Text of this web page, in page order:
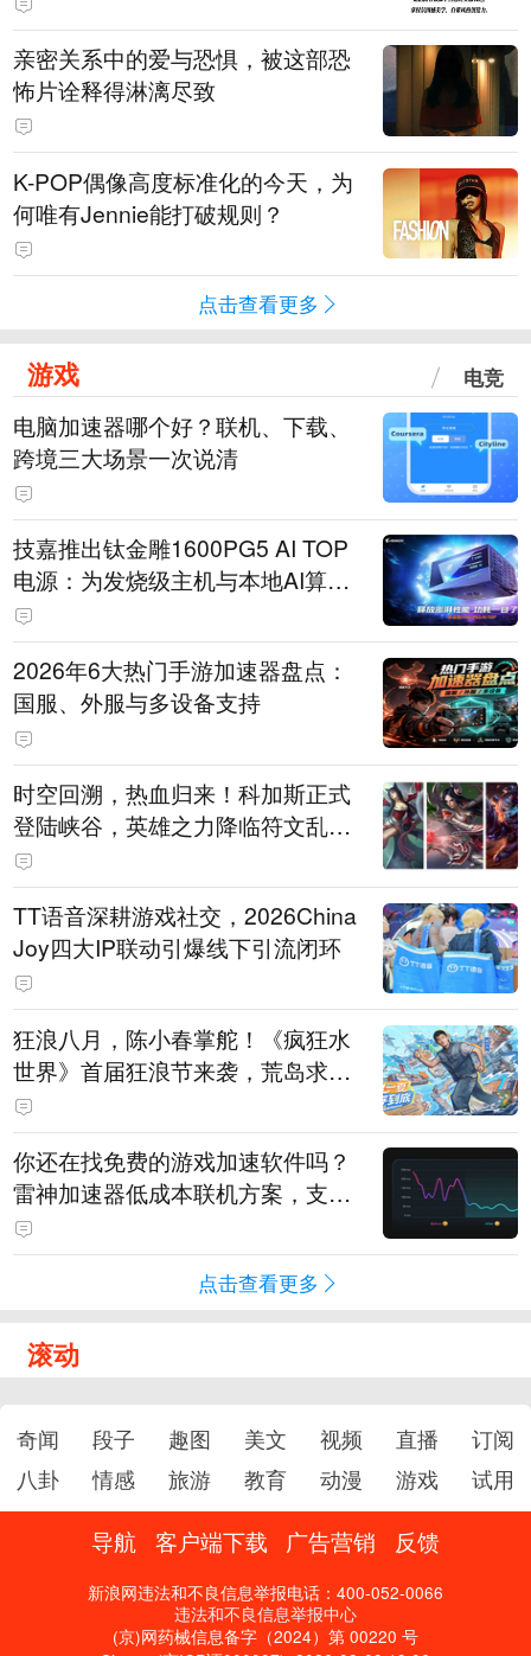
亲密关系中的爱与恐惧，被这部恐
怖片诠释得淋漓尽致
K-POP偶像高度标准化的今天，为
何唯有Jennie能打破规则？
点击查看更多
游戏 电竞
电脑加速器哪个好？联机、下载、
跨境三大场景一次说清
技嘉推出钛金雕1600PG5 AI TOP
电源：为发烧级主机与本地AI算力
打造旗舰供电方案
2026年6大热门手游加速器盘点：
国服、外服与多设备支持
时空回溯，热血归来！科加斯正式
登陆峡谷，英雄之力降临符文乱
斗！
TT语音深耕游戏社交，2026China
Joy四大IP联动引爆线下引流闭环
狂浪八月，陈小春掌舵！《疯狂水
世界》首届狂浪节来袭，荒岛求生
直播即将开启
你还在找免费的游戏加速软件吗？
雷神加速器低成本联机方案，支持
免费试用
点击查看更多
滚动
奇闻 段子 趣图 美文 视频 直播
订阅
八卦
情感 旅游 教育 动漫 游戏 试用
导航 客户端下载 广告营销 反馈
新浪网违法和不良信息举报电话：400-052-0066
违法和不良信息举报中心
(京)网药械信息备字（2024）第 00220 号